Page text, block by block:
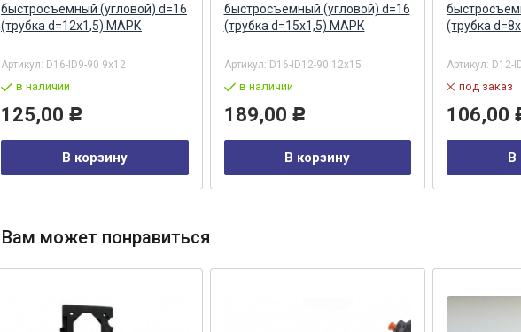
быстросъемный (угловой) d=16
(трубка d=12х1,5) МАРК
Артикул: D16-ID9-90 9x12
в наличии
125,00 Р
В корзину
быстросъемный (угловой) d=16
(трубка d=15х1,5) МАРК
Артикул: D16-ID12-90 12x15
в наличии
189,00 Р
В корзину
(трубка
Артикул: D12-
под заказ
106,00
В
Вам может понравиться